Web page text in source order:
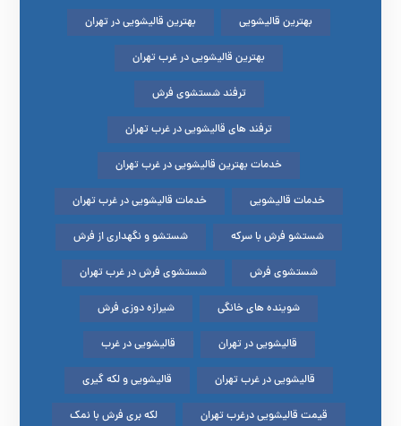
بهترین قالیشویی بهترین قالیشویی در تهران
بهترین قالیشویی در غرب تهران
ترفند شستشوی فرش
ترفند های قالیشویی در غرب تهران
خدمات بهترین قالیشویی در غرب تهران
خدمات قالیشویی خدمات قالیشویی در غرب تهران
شستشو فرش با سرکه شستشو و نگهداری از فرش
شستشوی فرش شستشوی فرش در غرب تهران
شوینده های خانگی شیرازه دوزی فرش
قالیشویی در تهران قالیشویی در غرب
قالیشویی در غرب تهران قالیشویی و لکه گیری
قیمت قالیشویی درغرب تهران لکه بری فرش با نمک